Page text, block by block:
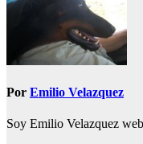
Por Emilio Velazquez
Soy Emilio Velazquez